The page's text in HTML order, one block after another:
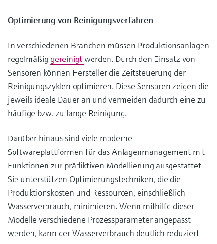
Optimierung von Reinigungsverfahren
In verschiedenen Branchen müssen Produktionsanlagen
regelmäßig gereinigtwerden. Durch den Einsatz von
Sensoren können Hersteller die Zeitsteuerung der
Reinigungszyklen optimieren. Diese Sensoren zeigen die
jeweils ideale Dauer an und vermeiden dadurch eine zu
häufige bzw. zu lange Reinigung.
Darüber hinaus sind viele moderne
Softwareplattformen für das Anlagenmanagement mit
Funktionen zur prädiktiven Modellierung ausgestattet.
Sie unterstützen Optimierungstechniken, die die
Produktionskosten und Ressourcen, einschließlich
Wasserverbrauch, minimieren. Wenn mithilfe dieser
Modelle verschiedene Prozessparameter angepasst
werden, kann der Wasserverbrauch deutlich reduziert